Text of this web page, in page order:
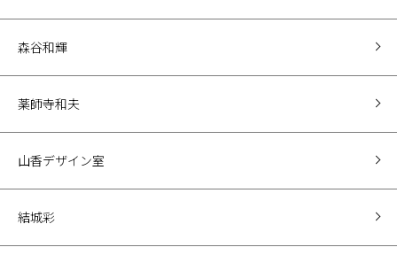
森谷和輝
薬師寺和夫
山香デザイン室
結城彩